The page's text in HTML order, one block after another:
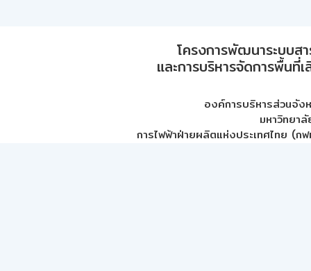
โครงการพัฒนาระบบส
และการบริหารจัดการพื้นที่
องค์การบริหารส่วนจัง
มหาวิทยา
การไฟฟ้าฝ่ายผลิตแห่งประเทศไทย (กฟ